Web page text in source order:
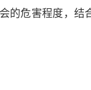
的危害程度，结